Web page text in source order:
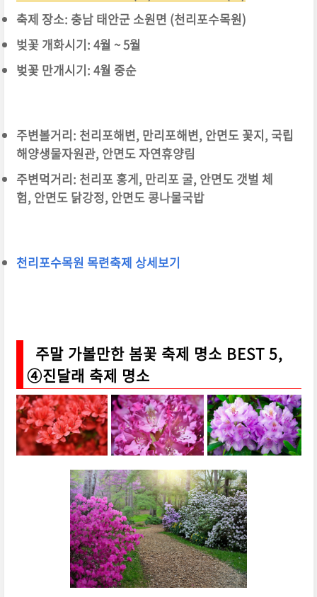
축제 장소: 충남 태안군 소원면 (천리포수목원)
벚꽃 개화시기: 4월 ~ 5월
벚꽃 만개시기: 4월 중순
주변볼거리: 천리포해변, 만리포해변, 안면도 꽃지, 국립
해양생물자원관, 안면도 자연휴양림
주변먹거리: 천리포 홍게, 만리포 굴, 안면도 갯벌 체
험, 안면도 닭강정, 안면도 콩나물국밥
천리포수목원 목련축제 상세보기
주말 가볼만한 봄꽃 축제 명소 BEST 5,
④진달래 축제 명소